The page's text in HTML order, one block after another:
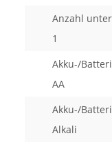
Anzahl
1
Akku-/
AA
Akku-/
Alkali